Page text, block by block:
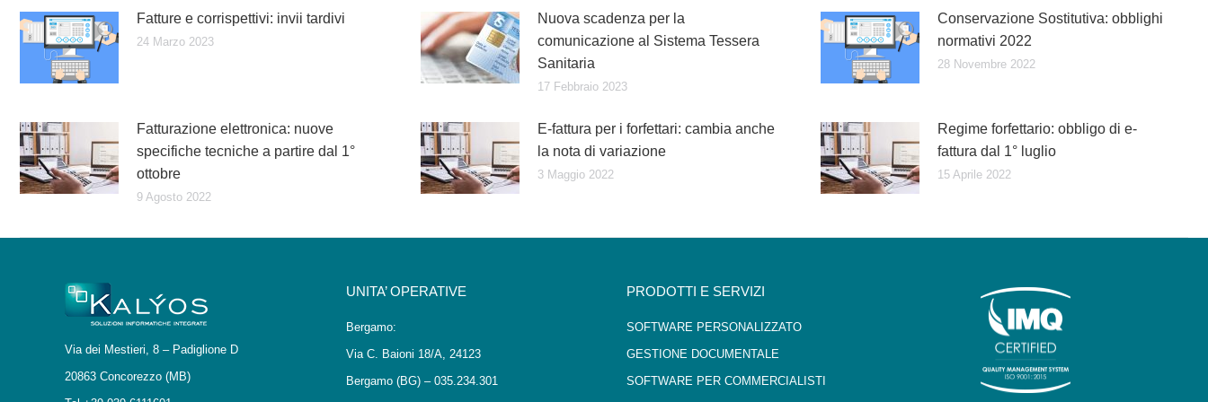
Fatture e corrispettivi: invii tardivi
24 Marzo 2023
Nuova scadenza per la
comunicazione al Sistema Tessera
Sanitaria
17 Febbraio 2023
Conservazione Sostitutiva: obblighi
normativi 2022
28 Novembre 2022
Fatturazione elettronica: nuove
specifiche tecniche a partire dal 1°
ottobre
9 Agosto 2022
E-fattura per i forfettari: cambia anche
la nota di variazione
3 Maggio 2022
Regime forfettario: obbligo di e-
fattura dal 1° luglio
15 Aprile 2022
Via dei Mestieri, 8 – Padiglione D
20863 Concorezzo (MB)
UNITA’ OPERATIVE
Bergamo:
Via C. Baioni 18/A, 24123
Bergamo (BG) – 035.234.301
PRODOTTI E SERVIZI
SOFTWARE PERSONALIZZATO
GESTIONE DOCUMENTALE
SOFTWARE PER COMMERCIALISTI